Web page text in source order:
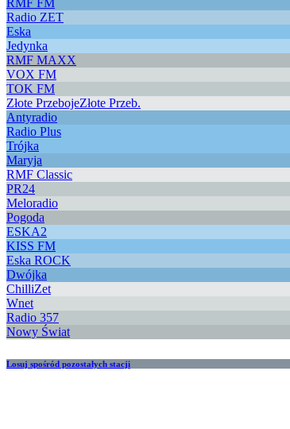
Radio ZET
Eska
Jedynka
RMF MAXX
VOX FM
TOK FM
Złote PrzebojeZłote Przeb.
Antyradio
Radio Plus
Trójka
Maryja
RMF Classic
PR24
Meloradio
Pogoda
ESKA2
KISS FM
Eska ROCK
Dwójka
ChilliZet
Wnet
Radio 357
Nowy Świat
Losuj spośród pozostałych stacji